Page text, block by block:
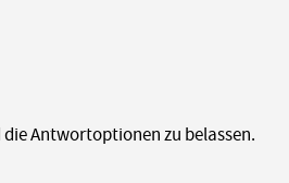
Antwortoptionen zu belassen.